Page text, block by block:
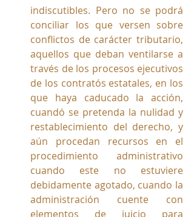
indiscutibles. Pero no se podrá
conciliar los que versen sobre
conflictos de carácter tributario,
aquellos que deban ventilarse a
través de los procesos ejecutivos
de los contratós estatales, en los
que haya caducado la acción,
cuandó se pretenda la nulidad y
restablecimiento del derecho, y
aún procedan recursos en el
procedimiento administrativo
cuando este no estuviere
debidamente agotado, cuando la
administración cuente con
elementos de juicio para